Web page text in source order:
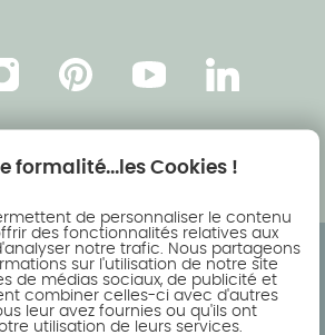
InstagramPinterestYoutubeLinkedin
formalité...les Cookies !
de personnaliser le contenu
des fonctionnalités relatives aux
notre trafic. Nous partageons
sur l'utilisation de notre site
de médias sociaux, de publicité et
combiner celles-ci avec d'autres
leur avez fournies ou qu'ils ont
utilisation de leurs services.